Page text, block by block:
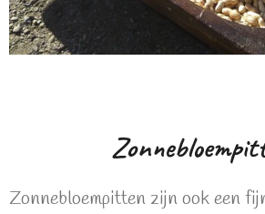
Zonnebloempitten zijn ook een